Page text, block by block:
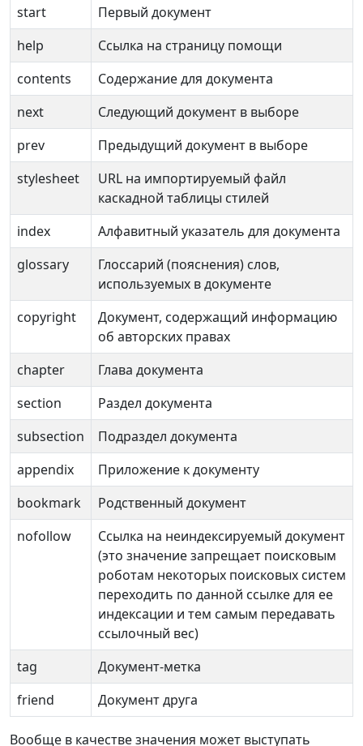
start
Первый документ
help
Ссылка на страницу помощи
contents
Содержание для документа
next
Следующий документ в выборе
prev
Предыдущий документ в выборе
stylesheet
URL на импортируемый файл
каскадной таблицы стилей
index
Алфавитный указатель для документа
glossary
Глоссарий (пояснения) слов,
используемых в документе
copyright
Документ, содержащий информацию
об авторских правах
chapter
Глава документа
section
Раздел документа
subsection
Подраздел документа
appendix
Приложение к документу
bookmark
Родственный документ
nofollow
Ссылка на неиндексируемый документ
(это значение запрещает поисковым
роботам некоторых поисковых систем
переходить по данной ссылке для ее
индексации и тем самым передавать
ссылочный вес)
tag
Документ-метка
friend
Документ друга
Вообще в качестве значения может выступать